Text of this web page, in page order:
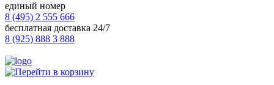
единый номер
8 (495) 2 555 666
бесплатная доставка 24/7
8 (925) 888 3 888